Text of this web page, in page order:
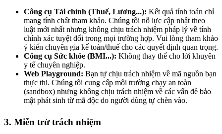
Công cụ Tài chính (Thuế, Lương...): Kết quả tính toán chỉ
mang tính chất tham khảo. Chúng tôi nỗ lực cập nhật theo
luật mới nhất nhưng không chịu trách nhiệm pháp lý về tính
chính xác tuyệt đối trong mọi trường hợp. Vui lòng tham khảo
ý kiến chuyên gia kế toán/thuế cho các quyết định quan trọng.
Công cụ Sức khỏe (BMI...): Không thay thế cho lời khuyên
y tế chuyên nghiệp.
Web Playground: Bạn tự chịu trách nhiệm về mã nguồn bạn
thực thi. Chúng tôi cung cấp môi trường chạy an toàn
(sandbox) nhưng không chịu trách nhiệm về các vấn đề bảo
mật phát sinh từ mã độc do người dùng tự chèn vào.
3. Miễn trừ trách nhiệm